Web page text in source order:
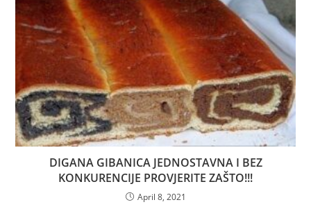
DIGANA GIBANICA JEDNOSTAVNA I BEZ
KONKURENCIJE PROVJERITE ZAŠTO!!!
April 8, 2021